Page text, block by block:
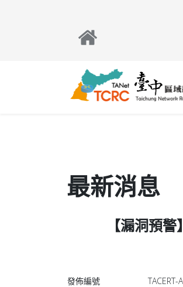
最新消息
【漏洞預
發佈編號